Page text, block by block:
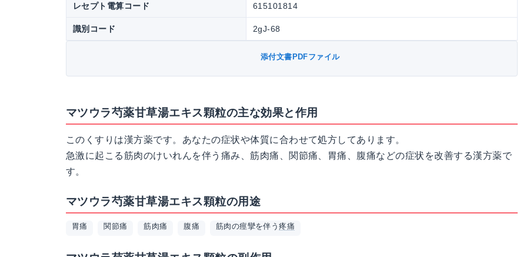
レセプト電算コード 615101814
識別コード 2gJ-68
添付文書PDFファイル
マツウラ芍薬甘草湯エキス顆粒の主な効果と作用
このくすりは漢方薬です。あなたの症状や体質に合わせて処方してあります。
急激に起こる筋肉のけいれんを伴う痛み、筋肉痛、関節痛、胃痛、腹痛などの症状を改善する漢方薬で
す。
マツウラ芍薬甘草湯エキス顆粒の用途
胃痛 関節痛 筋肉痛 腹痛 筋肉の痙攣を伴う疼痛